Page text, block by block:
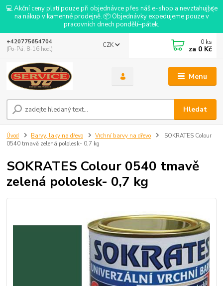
💻 Akční ceny platí pouze při objednávce přes náš e-shop a nevztahují se
na nákup v kamenné prodejně. 📦 Objednávky expedujeme pouze v
pracovních dnech pondělí–pátek.
Menu
CZK
Hledat
+420775654704
(Po-Pá, 8-16 hod.)
0 ks
za 0 Kč
Úvod Barvy, laky na dřevo Vrchní barvy na dřevo
SOKRATES Colour
0540 tmavě zelená pololesk- 0,7 kg
SOKRATES Colour 0540 tmavě
zelená pololesk- 0,7 kg